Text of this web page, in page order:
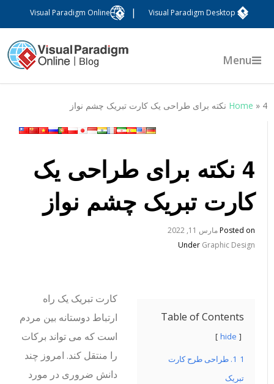
Visual Paradigm Desktop
Visual Paradigm Online
Menu
Home »
4 نکته برای طراحی یک
کارت تبریک چشم نواز
Posted onمارس 11, 2022
UnderGraphic Design
Table of Contents
hide
1. طراحی طرح کارت
تبریک
کارت تبریک یک راه
ارتباط دوستانه بین مردم
است که می تواند برکات
را منتقل کند. امروز چند
دانش ضروری در مورد